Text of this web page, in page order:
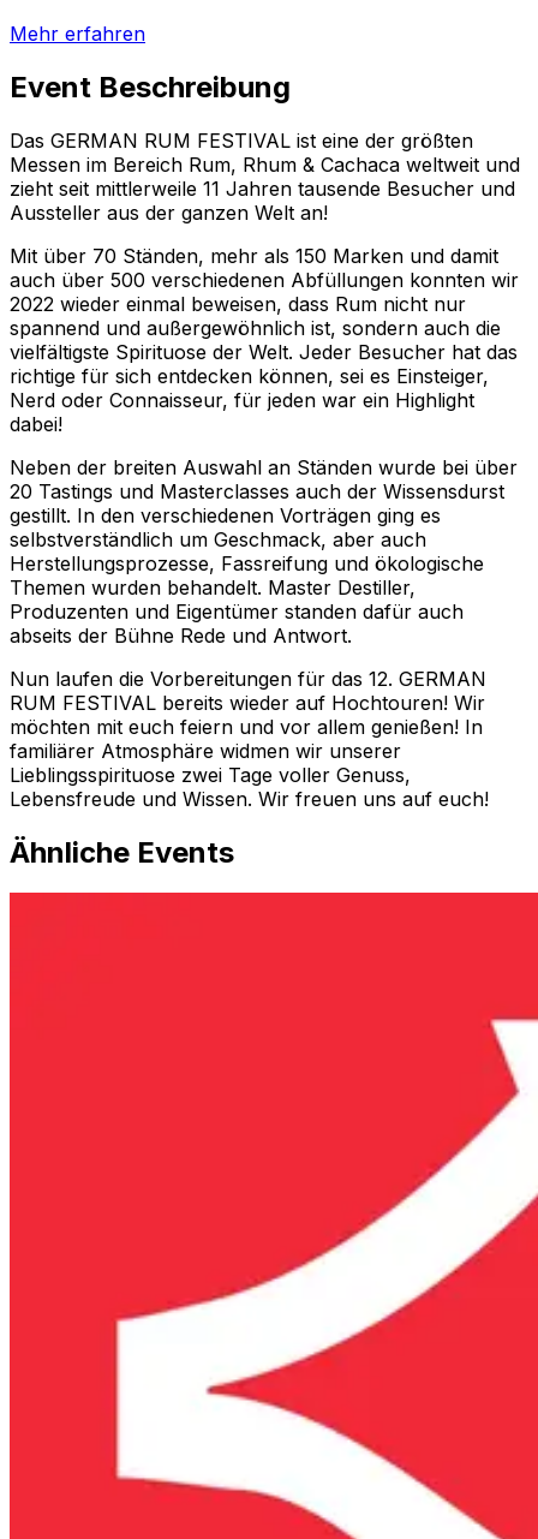
Mehr erfahren
Event Beschreibung
Das GERMAN RUM FESTIVAL ist eine der größten
Messen im Bereich Rum, Rhum & Cachaca weltweit und
zieht seit mittlerweile 11 Jahren tausende Besucher und
Aussteller aus der ganzen Welt an!
Mit über 70 Ständen, mehr als 150 Marken und damit
auch über 500 verschiedenen Abfüllungen konnten wir
2022 wieder einmal beweisen, dass Rum nicht nur
spannend und außergewöhnlich ist, sondern auch die
vielfältigste Spirituose der Welt. Jeder Besucher hat das
richtige für sich entdecken können, sei es Einsteiger,
Nerd oder Connaisseur, für jeden war ein Highlight
dabei!
Neben der breiten Auswahl an Ständen wurde bei über
20 Tastings und Masterclasses auch der Wissensdurst
gestillt. In den verschiedenen Vorträgen ging es
selbstverständlich um Geschmack, aber auch
Herstellungsprozesse, Fassreifung und ökologische
Themen wurden behandelt. Master Destiller,
Produzenten und Eigentümer standen dafür auch
abseits der Bühne Rede und Antwort.
Nun laufen die Vorbereitungen für das 12. GERMAN
RUM FESTIVAL bereits wieder auf Hochtouren! Wir
möchten mit euch feiern und vor allem genießen! In
familiärer Atmosphäre widmen wir unserer
Lieblingsspirituose zwei Tage voller Genuss,
Lebensfreude und Wissen. Wir freuen uns auf euch!
Ähnliche Events